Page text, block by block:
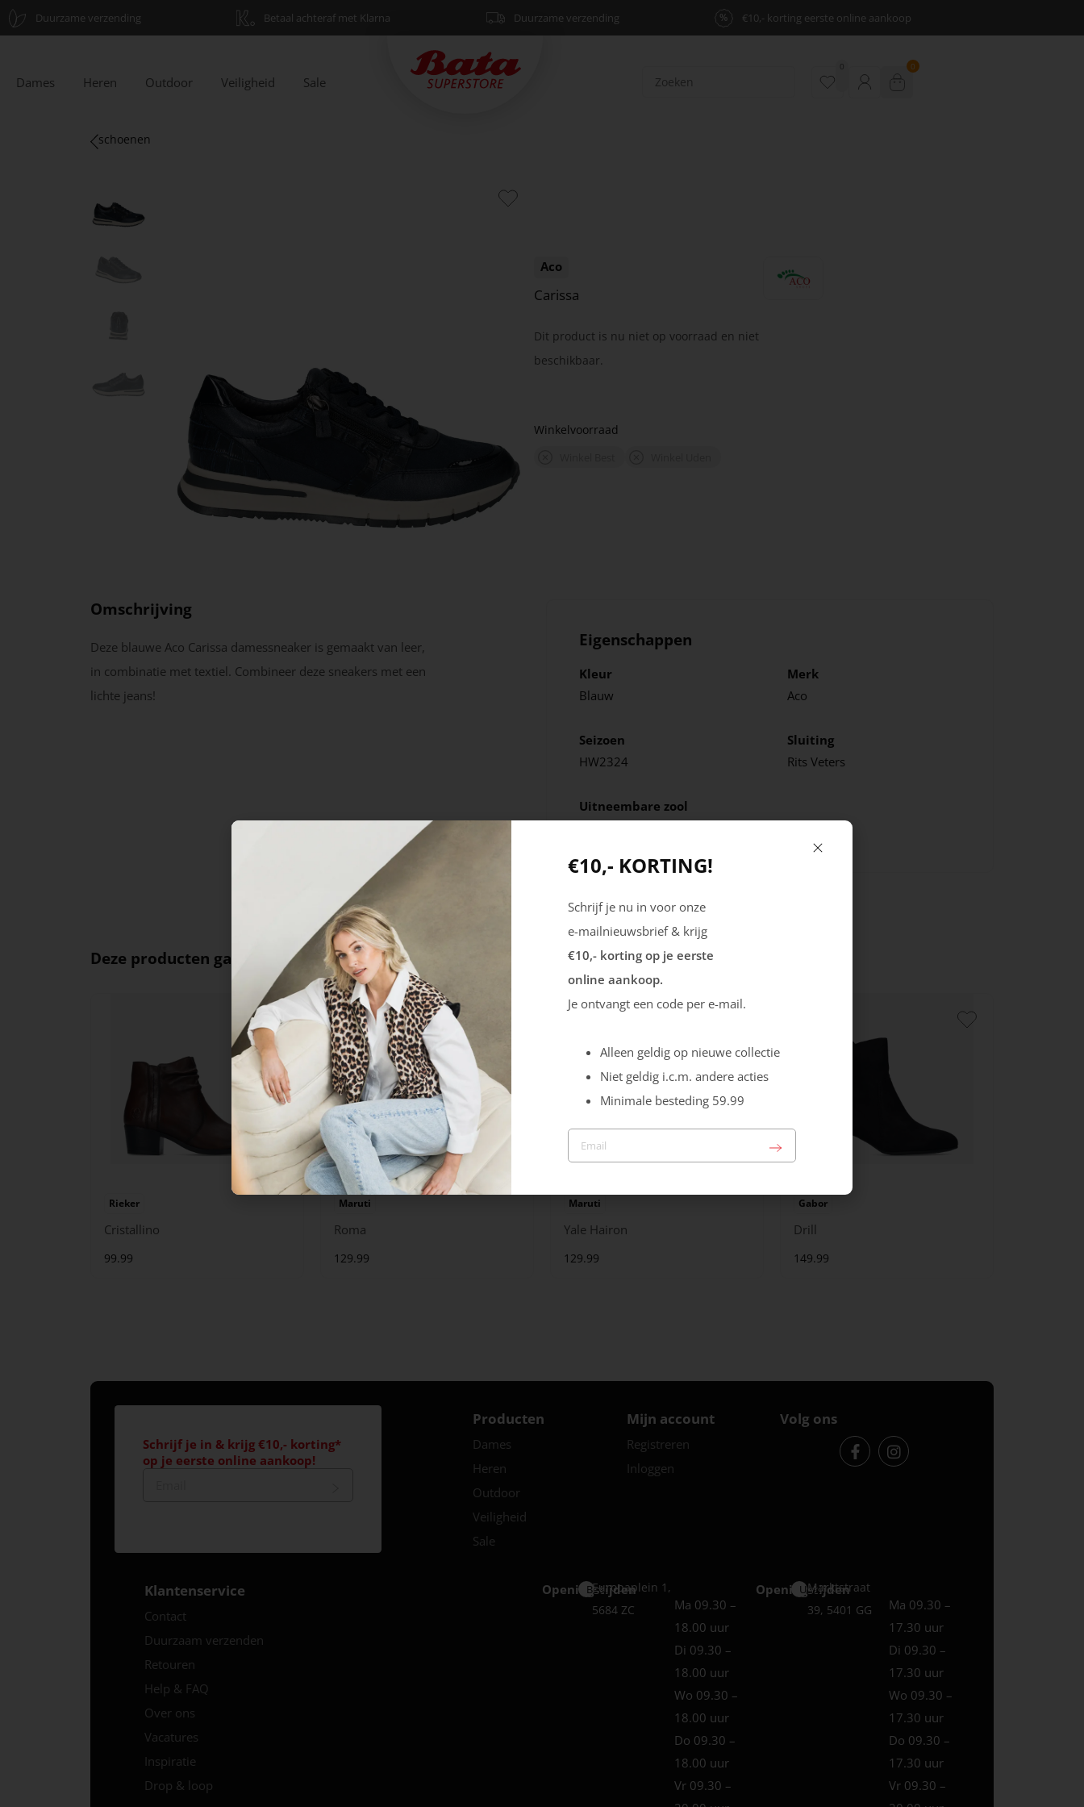
Duurzame verzending Betaal achteraf met Klarna Duurzame verzending % €10,- korting eerste online aankoop
Dames Heren Outdoor Veiligheid Sale
0 0
schoenen
Aco
Carissa
Dit product is nu niet op voorraad en niet
beschikbaar.
Winkelvoorraad
Omschrijving
Deze blauwe Aco Carissa damessneaker is gemaakt van leer,
in combinatie met textiel. Combineer deze sneakers met een
lichte jeans!
Eigenschappen
Kleur
Blauw
Merk
Aco
Seizoen
HW2324
Sluiting
Rits Veters
Uitneembare zool
Deze producten ga je leuk vinden
Rieker
Cristallino
99.99
Maruti
Roma
129.99
Maruti
Yale Hairon
129.99
Gabor
Drill
149.99
Schrijf je in & krijg €10,- korting*
op je eerste online aankoop!
Producten
Dames
Heren
Outdoor
Veiligheid
Sale
Mijn account
Registreren
Inloggen
Volg ons
Klantenservice
Contact
Duurzaam verzenden
Retouren
Help & FAQ
Over ons
Vacatures
Inspiratie
Drop & loop
Openingstijden
Best
Europaplein 1,
5684 ZC
Ma 09.30 –
18.00 uur
Di 09.30 –
18.00 uur
Wo 09.30 –
18.00 uur
Do 09.30 –
18.00 uur
Vr 09.30 –
Openingstijden
Uden
Marktstraat
39, 5401 GG
Ma 09.30 –
17.30 uur
Di 09.30 –
17.30 uur
Wo 09.30 –
17.30 uur
Do 09.30 –
17.30 uur
Vr 09.30 –
€10,- KORTING!
Schrijf je nu in voor onze
e-mailnieuwsbrief & krijg
€10,- korting op je eerste
online aankoop.
Je ontvangt een code per e-mail.
Alleen geldig op nieuwe collectie
Niet geldig i.c.m. andere acties
Minimale besteding 59.99